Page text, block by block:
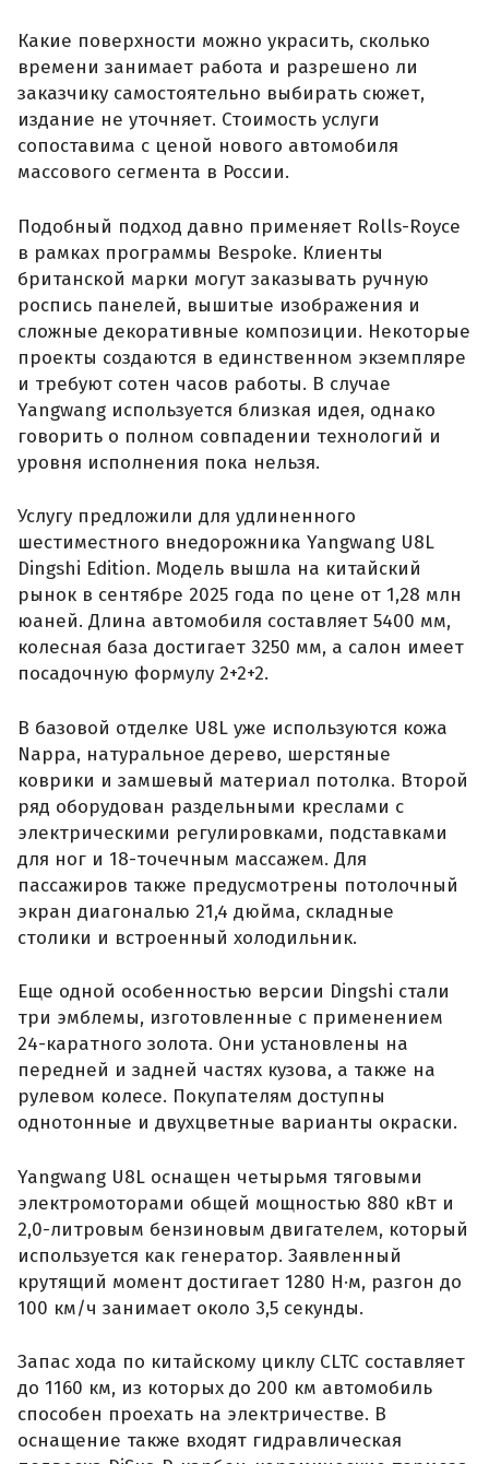
Какие поверхности можно украсить, сколько
времени занимает работа и разрешено ли
заказчику самостоятельно выбирать сюжет,
издание не уточняет. Стоимость услуги
сопоставима с ценой нового автомобиля
массового сегмента в России.
Подобный подход давно применяет Rolls-Royce
в рамках программы Bespoke. Клиенты
британской марки могут заказывать ручную
роспись панелей, вышитые изображения и
сложные декоративные композиции. Некоторые
проекты создаются в единственном экземпляре
и требуют сотен часов работы. В случае
Yangwang используется близкая идея, однако
говорить о полном совпадении технологий и
уровня исполнения пока нельзя.
Услугу предложили для удлиненного
шестиместного внедорожника Yangwang U8L
Dingshi Edition. Модель вышла на китайский
рынок в сентябре 2025 года по цене от 1,28 млн
юаней. Длина автомобиля составляет 5400 мм,
колесная база достигает 3250 мм, а салон имеет
посадочную формулу 2+2+2.
В базовой отделке U8L уже используются кожа
Nappa, натуральное дерево, шерстяные
коврики и замшевый материал потолка. Второй
ряд оборудован раздельными креслами с
электрическими регулировками, подставками
для ног и 18-точечным массажем. Для
пассажиров также предусмотрены потолочный
экран диагональю 21,4 дюйма, складные
столики и встроенный холодильник.
Еще одной особенностью версии Dingshi стали
три эмблемы, изготовленные с применением
24-каратного золота. Они установлены на
передней и задней частях кузова, а также на
рулевом колесе. Покупателям доступны
однотонные и двухцветные варианты окраски.
Yangwang U8L оснащен четырьмя тяговыми
электромоторами общей мощностью 880 кВт и
2,0-литровым бензиновым двигателем, который
используется как генератор. Заявленный
крутящий момент достигает 1280 Н·м, разгон до
100 км/ч занимает около 3,5 секунды.
Запас хода по китайскому циклу CLTC составляет
до 1160 км, из которых до 200 км автомобиль
способен проехать на электричестве. В
оснащение также входят гидравлическая